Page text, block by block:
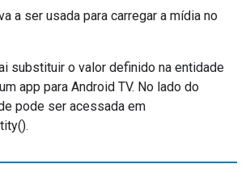
a ser usada para carregar a mídia no
substituir o valor definido na entidade
app para Android TV. No lado do
pode ser acessada em